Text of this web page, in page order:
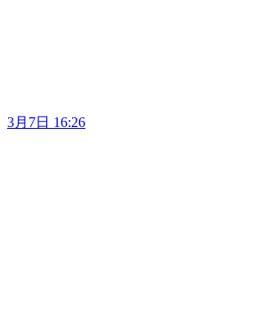
3月7日 16:26